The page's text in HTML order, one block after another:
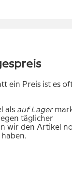
ein Preis ist es
als auf Lager
täglicher
wir den Artikel